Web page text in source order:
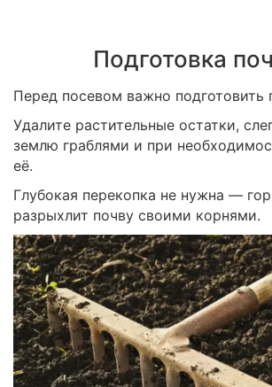
Подготовка
Перед посевом важно подготовить
Удалите растительные остатки,
землю граблями и при
её.
Глубокая перекопка не нужна —
разрыхлит почву своими корнями.